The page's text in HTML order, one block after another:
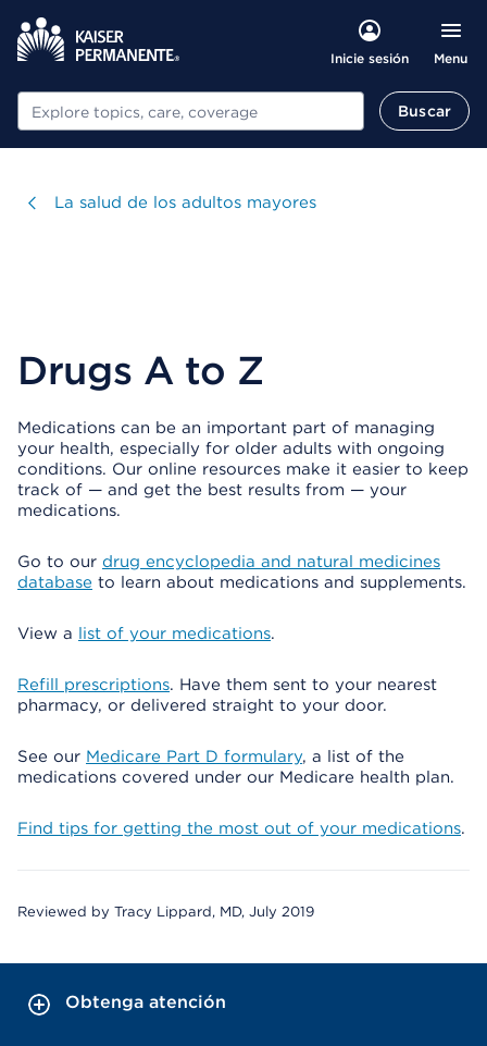
Inicie sesión Menu
Buscar Buscar
Visitar
La salud de los adultos mayores
Drugs A to Z
Medications can be an important part of managing
your health, especially for older adults with ongoing
conditions. Our online resources make it easier to keep
track of — and get the best results from — your
medications.
Go to our drug encyclopedia and natural medicines
database to learn about medications and supplements.
View a list of your medications.
Refill prescriptions. Have them sent to your nearest
pharmacy, or delivered straight to your door.
See our Medicare Part D formulary, a list of the
medications covered under our Medicare health plan.
Find tips for getting the most out of your medications.
Reviewed by Tracy Lippard, MD, July 2019
Obtenga atención